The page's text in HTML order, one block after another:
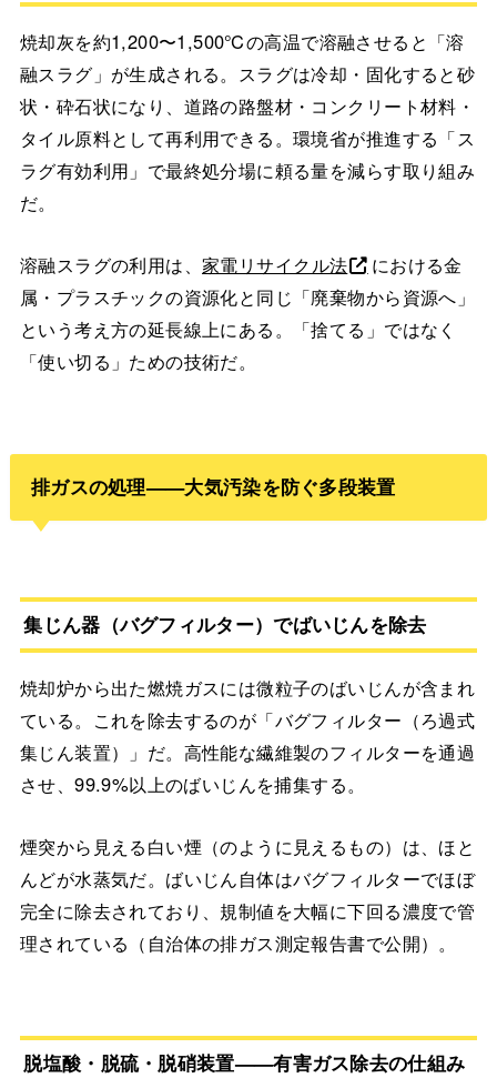
焼却灰を約1,200〜1,500℃の高温で溶融させると「溶
融スラグ」が生成される。スラグは冷却・固化すると砂
状・砕石状になり、道路の路盤材・コンクリート材料・
タイル原料として再利用できる。環境省が推進する「ス
ラグ有効利用」で最終処分場に頼る量を減らす取り組み
だ。
溶融スラグの利用は、家電リサイクル法
における金
属・プラスチックの資源化と同じ「廃棄物から資源へ」
という考え方の延長線上にある。「捨てる」ではなく
「使い切る」ための技術だ。
排ガスの処理——大気汚染を防ぐ多段装置
集じん器（バグフィルター）でばいじんを除去
焼却炉から出た燃焼ガスには微粒子のばいじんが含まれ
ている。これを除去するのが「バグフィルター（ろ過式
集じん装置）」だ。高性能な繊維製のフィルターを通過
させ、99.9%以上のばいじんを捕集する。
煙突から見える白い煙（のように見えるもの）は、ほと
んどが水蒸気だ。ばいじん自体はバグフィルターでほぼ
完全に除去されており、規制値を大幅に下回る濃度で管
理されている（自治体の排ガス測定報告書で公開）。
脱塩酸・脱硫・脱硝装置——有害ガス除去の仕組み